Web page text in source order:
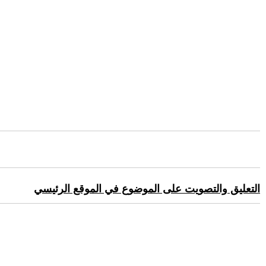
التعليق والتصويت على الموضوع في الموقع الرئيسي